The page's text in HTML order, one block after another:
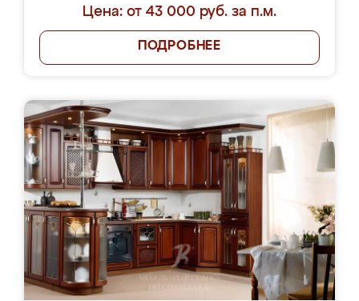
Цена: от 43 000 руб. за п.м.
ПОДРОБНЕЕ